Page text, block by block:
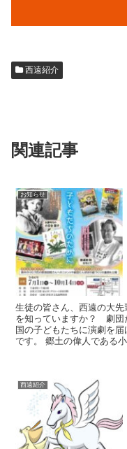
西遠紹介
関連記事
お知らせ
生徒の皆さん、西遠の大
を知っていますか？ 劇団
国の子どもたちに演劇を
です。 郷土の偉人である
西遠紹介